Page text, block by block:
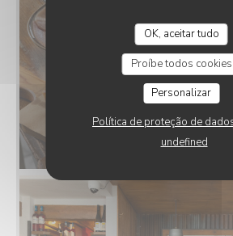
OK, aceitar tudo
Proíbe todos cookies
Personalizar
Política de proteção de
undefined